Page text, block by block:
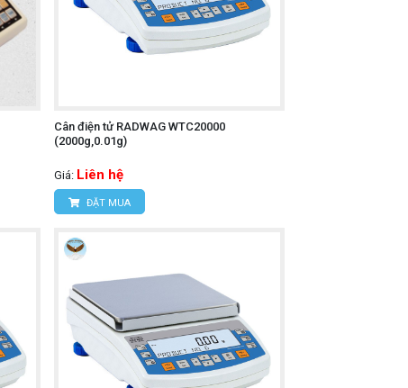
Cân điện tử RADWAG WTC20000
(2000g,0.01g)
Giá: Liên hệ
ĐẶT MUA